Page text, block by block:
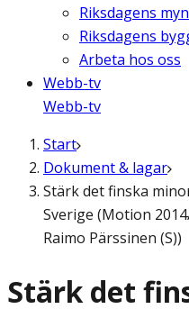
Riksdagens
Riksdagens
Arbeta hos oss
Webb-tv
Webb-tv
Start
Dokument & lagar
Stärk det finska
Sverige (Motion
Raimo Pärssinen (S))
Stärk det